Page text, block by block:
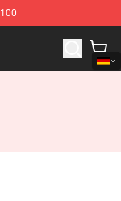
Flag